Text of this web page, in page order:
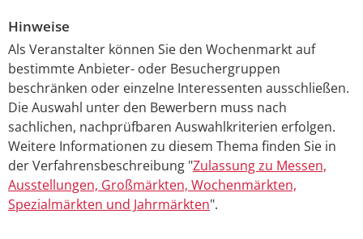
Hinweise
Als Veranstalter können Sie den Wochenmarkt auf
bestimmte Anbieter- oder Besuchergruppen
beschränken oder einzelne Interessenten ausschließen.
Die Auswahl unter den Bewerbern muss nach
sachlichen, nachprüfbaren Auswahlkriterien erfolgen.
Weitere Informationen zu diesem Thema finden Sie in
der Verfahrensbeschreibung "Zulassung zu Messen,
Ausstellungen, Großmärkten, Wochenmärkten,
Spezialmärkten und Jahrmärkten".